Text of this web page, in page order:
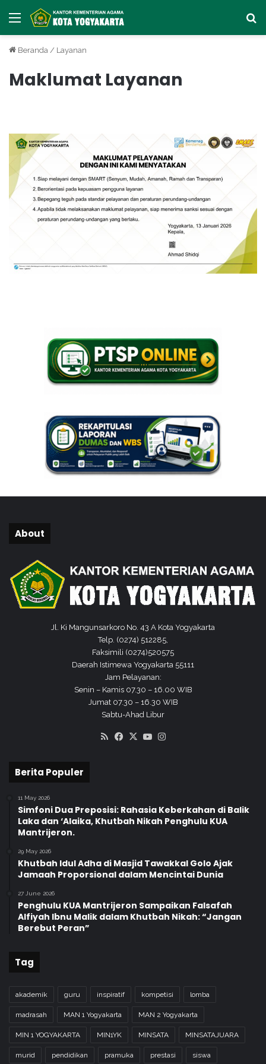
Menu
Beranda / Layanan
Maklumat Layanan
About
Jl. Ki Mangunsarkoro No. 43 A Kota Yogyakarta
Telp. (0274) 512285,
Faksimili (0274)520575
Daerah Istimewa Yogyakarta 55111
Jam Pelayanan:
Senin – Kamis 07.30 – 16.00 WIB
Jumat 07.30 – 16.30 WIB
Sabtu-Ahad Libur
RSS Facebook
X YouTube
Berita Populer
11 May 2026
Simfoni Dua Preposisi: Rahasia Keberkahan di Balik
Laka dan ‘Alaika, Khutbah Nikah Penghulu KUA
Mantrijeron.
29 May 2026
Khutbah Idul Adha di Masjid Tawakkal Golo Ajak
Jamaah Proporsional dalam Mencintai Dunia
27 June 2026
Penghulu KUA Mantrijeron Sampaikan Falsafah
Alfiyah Ibnu Malik dalam Khutbah Nikah: “Jangan
Berebut Peran”
Tag
akademik guru inspiratif kompetisi lomba
madrasah MAN 1 Yogyakarta MAN 2 Yogyakarta
MIN 1 YOGYAKARTA MIN1YK MINSATA MINSATAJUARA
murid pendidikan pramuka prestasi siswa